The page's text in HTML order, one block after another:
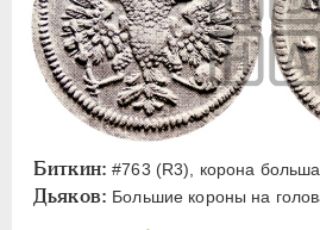
Биткин: #763 (R3), корона
Дьяков: Большие короны на